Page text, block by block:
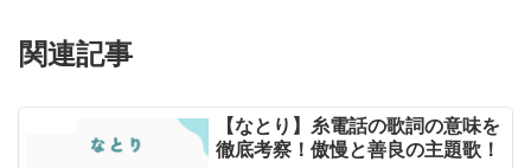
関連記事
【なとり】糸電話の歌詞の意味を
徹底考察！傲慢と善良の主題歌！